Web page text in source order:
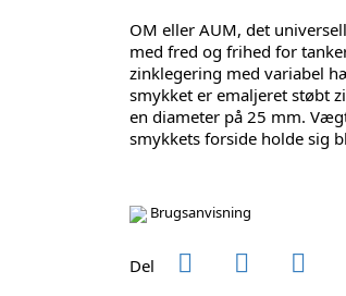
OM eller AUM, det
med fred og frihed for
zinklegering med variabel
smykket er emaljeret støbt
en diameter på 25 mm.
smykkets forside holde sig
Brugsanvisning
Del